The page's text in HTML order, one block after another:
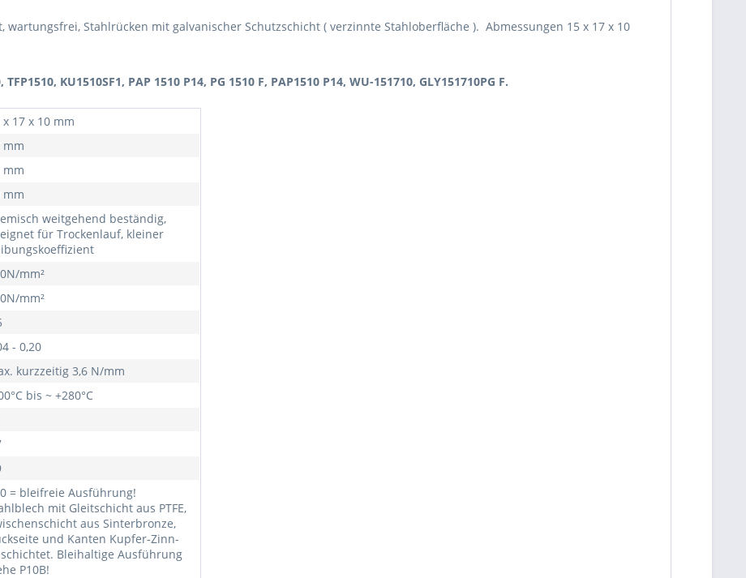
Stahlrücken mit galvanischer Schutzschicht ( verzinnte Stahloberfläche ). Abmessungen 15 x 17 x 10
KU1510SF1, PAP 1510 P14, PG 1510 F, PAP1510 P14, WU-151710, GLY151710PG F.
x 17 x 10 mm
mm
mm
mm
weitgehend beständig,
für Trockenlauf, kleiner
mm²
mm²
- 0,20
kurzzeitig 3,6 N/mm
bis ~ +280°C
= bleifreie Ausführung!
mit Gleitschicht aus PTFE,
aus Sinterbronze,
und Kanten Kupfer-Zinn-
Bleihaltige Ausführung
P10B!